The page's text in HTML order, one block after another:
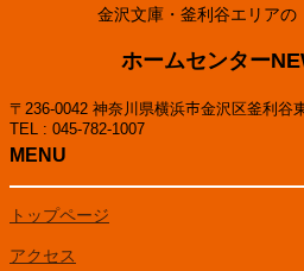
金沢文庫・釜利谷エリアの
ホームセンター
〒236-0042 神奈川県横浜市金沢区釜利谷
TEL : 045-782-1007
MENU
トップページ
アクセス